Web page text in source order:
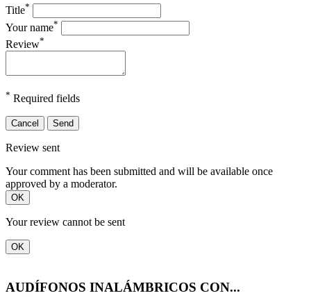
Title*
Your name*
Review*
* Required fields
Cancel Send
Review sent
Your comment has been submitted and will be available once
approved by a moderator.
OK
Your review cannot be sent
OK
AUDÍFONOS INALÁMBRICOS CON...